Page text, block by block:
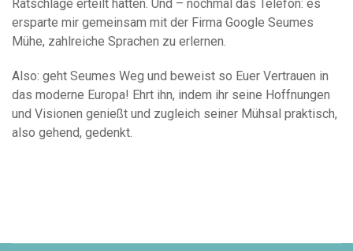
Ratschläge erteilt hätten. Und – nochmal das Telefon: es
ersparte mir gemeinsam mit der Firma Google Seumes
Mühe, zahlreiche Sprachen zu erlernen.
Also: geht Seumes Weg und beweist so Euer Vertrauen in
das moderne Europa! Ehrt ihn, indem ihr seine Hoffnungen
und Visionen genießt und zugleich seiner Mühsal praktisch,
also gehend, gedenkt.